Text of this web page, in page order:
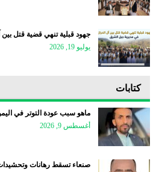
جهود قبلية تنهي قضية قتل
يوليو 19, 2026
كتابات
ماهو سبب عودة التوتر في
أغسطس 9, 2026
صنعاء تسقط رهانات